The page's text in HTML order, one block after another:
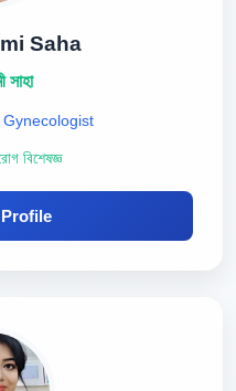
Saha
সাহা
বিশেষজ্ঞ